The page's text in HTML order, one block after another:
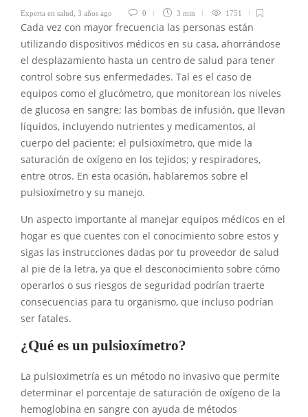
Experta en salud 3 años ago 0 3 min 1751
Cada vez con mayor frecuencia las personas están
utilizando dispositivos médicos en su casa, ahorrándose
el desplazamiento hasta un centro de salud para tener
control sobre sus enfermedades. Tal es el caso de
equipos como el glucómetro, que monitorean los niveles
de glucosa en sangre; las bombas de infusión, que llevan
líquidos, incluyendo nutrientes y medicamentos, al
cuerpo del paciente; el pulsioxímetro, que mide la
saturación de oxígeno en los tejidos; y respiradores,
entre otros. En esta ocasión, hablaremos sobre el
pulsioxímetro y su manejo.
Un aspecto importante al manejar equipos médicos en el
hogar es que cuentes con el conocimiento sobre estos y
sigas las instrucciones dadas por tu proveedor de salud
al pie de la letra, ya que el desconocimiento sobre cómo
operarlos o sus riesgos de seguridad podrían traerte
consecuencias para tu organismo, que incluso podrían
ser fatales.
¿Qué es un pulsioxímetro?
La pulsioximetría es un método no invasivo que permite
determinar el porcentaje de saturación de oxígeno de la
hemoglobina en sangre con ayuda de métodos